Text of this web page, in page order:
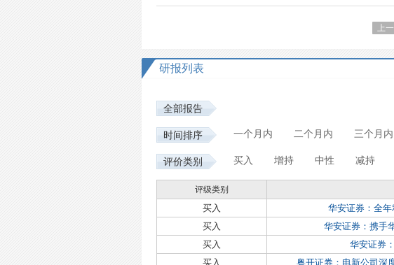
上
研报列表
全部报告
时间排序 一个月内 二个月内 三个月内
评价类别 买入 增持 中性 减持
评级类别
买入 华安证券：全
买入
华安证券：携手
买入
华安证券
买入
粤开证券：电新公司深